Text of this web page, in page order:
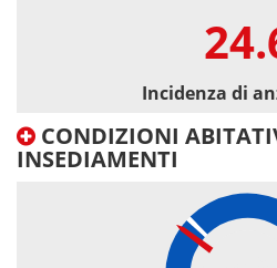
Incidenza di
CONDIZIONI
INSEDIAMENTI